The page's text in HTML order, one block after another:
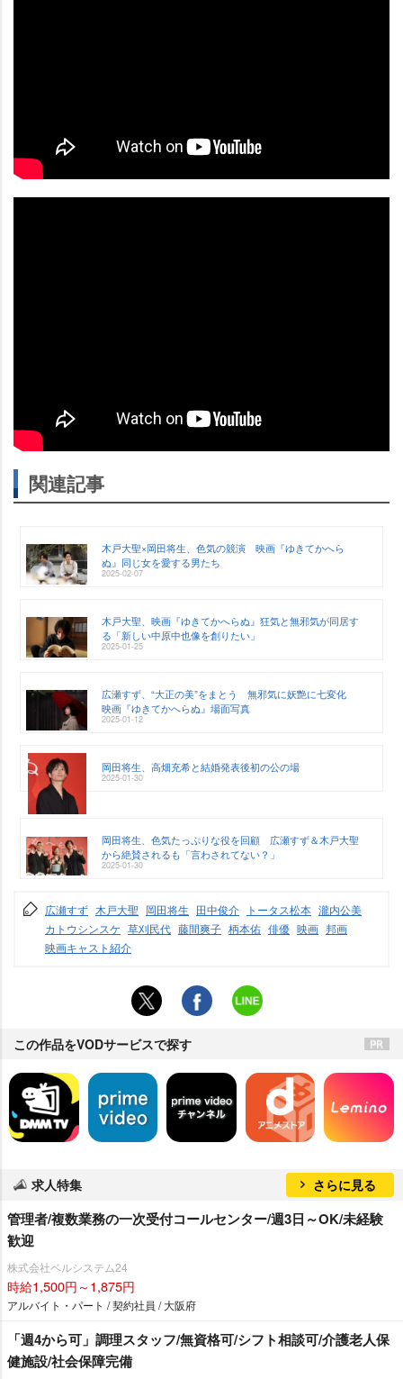
関連記事
木戸大聖×岡田将生、色気の競演 映画『ゆきてかへら
ぬ』同じ女を愛する男たち
2025-02-07
木戸大聖、映画『ゆきてかへらぬ』狂気と無邪気が同居す
る「新しい中原中也像を創りたい」
2025-01-25
広瀬すず、“大正の美”をまとう 無邪気に妖艶に七変化
映画『ゆきてかへらぬ』場面写真
2025-01-12
岡田将生、高畑充希と結婚発表後初の公の場
2025-01-30
岡田将生、色気たっぷりな役を回顧 広瀬すず＆木戸大聖
から絶賛されるも「言わされてない？」
2025-01-30
広瀬すず 木戸大聖 岡田将生 田中俊介 トータス松本 瀧内公美
カトウシンスケ 草刈民代 藤間爽子 柄本佑 俳優 映画 邦画
映画キャスト紹介
この作品をVODサービスで探す
求人特集 さらに見る
管理者/複数業務の一次受付コールセンター/週3日～OK/未経験
歓迎
株式会社ベルシステム24
時給1,500円～1,875円
アルバイト・パート / 契約社員 / 大阪府
「週4から可」調理スタッフ/無資格可/シフト相談可/介護老人保
健施設/社会保障完備